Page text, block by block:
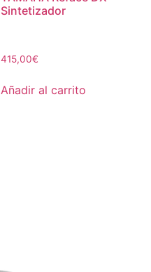
Sintetizador
415,00€
Añadir al carrito